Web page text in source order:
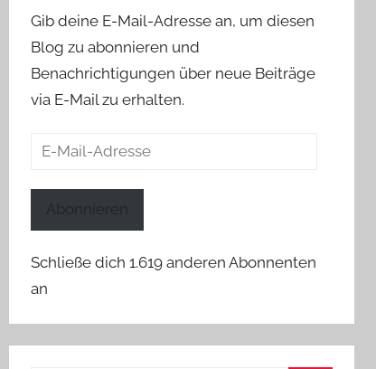
Gib deine E-Mail-Adresse an, um diesen
Blog zu abonnieren und
Benachrichtigungen über neue Beiträge
via E-Mail zu erhalten.
E-
Abonnieren
Schließe dich 1.619 anderen Abonnenten
an